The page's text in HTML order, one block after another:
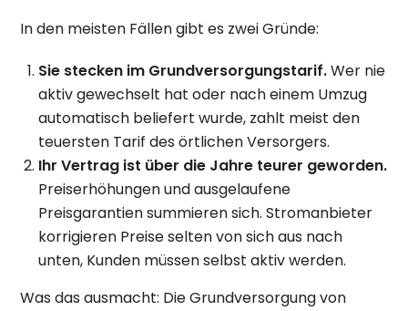
In den meisten Fällen gibt es zwei Gründe:
Sie stecken im Grundversorgungstarif.Wer nie
aktiv gewechselt hat oder nach einem Umzug
automatisch beliefert wurde, zahlt meist den
teuersten Tarif des örtlichen Versorgers.
Ihr Vertrag ist über die Jahre teurer geworden.
Preiserhöhungen und ausgelaufene
Preisgarantien summieren sich. Stromanbieter
korrigieren Preise selten von sich aus nach
unten, Kunden müssen selbst aktiv werden.
Was das ausmacht: Die Grundversorgung von